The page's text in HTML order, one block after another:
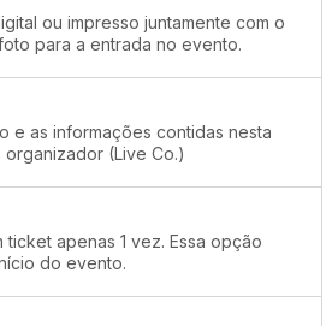
ou impresso juntamente com o
para a entrada no evento.
e as informações contidas nesta
(Live Co.)
apenas 1 vez. Essa opção
do evento.